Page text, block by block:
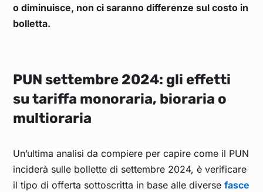
Febbraio 2024 0,088
Dicembre 2023 0,116
o diminuisce, non ci saranno differenze sul costo in
bolletta.
PUN settembre 2024: gli effetti
su tariffa monoraria, bioraria o
multioraria
Un’ultima analisi da compiere per capire come il PUN
inciderà sulle bollette di settembre 2024, è verificare
il tipo di offerta sottoscritta in base alle diversefasce